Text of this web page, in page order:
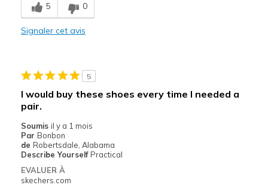
Comfortable
Casual Wear
Width
Sizing
View On Shoes
5 0
Signaler cet avis
5
I would buy these shoes every time I needed a
pair.
Soumis il y a 1 mois
Par Bonbon
de Robertsdale, Alabama
Describe Yourself Practical
EVALUER À
skechers.com